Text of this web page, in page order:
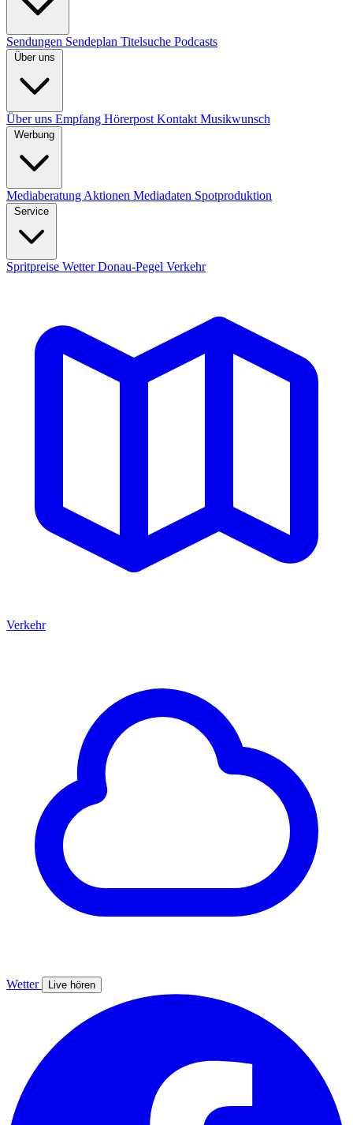
Sendungen Sendeplan Titelsuche Podcasts
Über uns
Über uns Empfang Hörerpost Kontakt Musikwunsch
Werbung
Mediaberatung Aktionen Mediadaten Spotproduktion
Service
Spritpreise WetterDonau-Pegel Verkehr
Verkehr
Wetter Live hören